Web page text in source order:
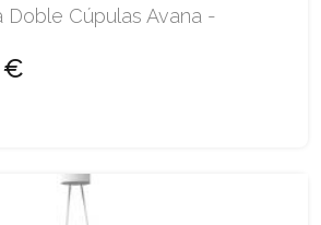
Doble Cúpulas Avana -
€